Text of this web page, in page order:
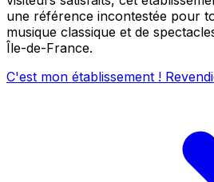
une référence incontestée pour
musique classique et de
Île-de-France.
C'est mon établissement !